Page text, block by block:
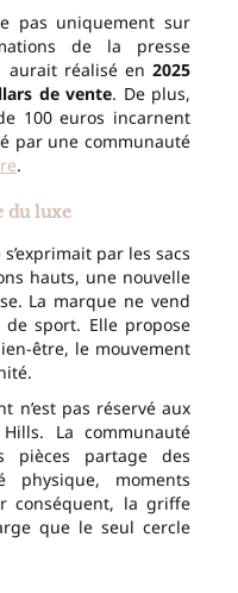
pas uniquement sur
de la presse
aurait réalisé en 2025
de vente. De plus,
100 euros incarnent
par une communauté
.
du luxe
par les sacs
hauts, une nouvelle
La marque ne vend
de sport. Elle propose
être, le mouvement
n’est pas réservé aux
La communauté
pièces partage des
physique, moments
conséquent, la griffe
que le seul cercle